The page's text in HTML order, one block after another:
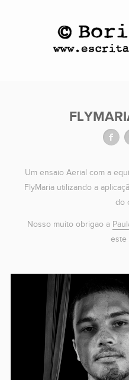
Um ensaio Aerial com a
FlyMaria utilizando a
do
Nosso muito obrigao a
este